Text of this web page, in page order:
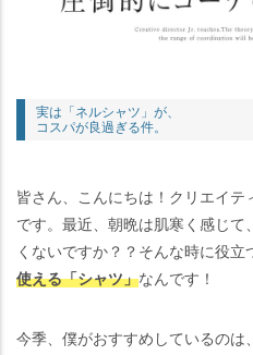
実は「ネルシャツ」が、
コスパが良過ぎる件。
皆さん、こんにちは！クリエイ
です。最近、朝晩は肌寒く感じ
くないですか？？そんな時に役立
使える「シャツ」なんです！
今季、僕がおすすめしているのは